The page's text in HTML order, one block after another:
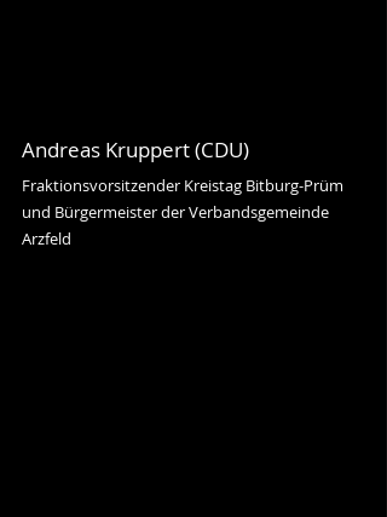
Andreas Kruppert (CDU)
Fraktionsvorsitzender Kreistag Bitburg-Prüm
und Bürgermeister der Verbandsgemeinde
Arzfeld